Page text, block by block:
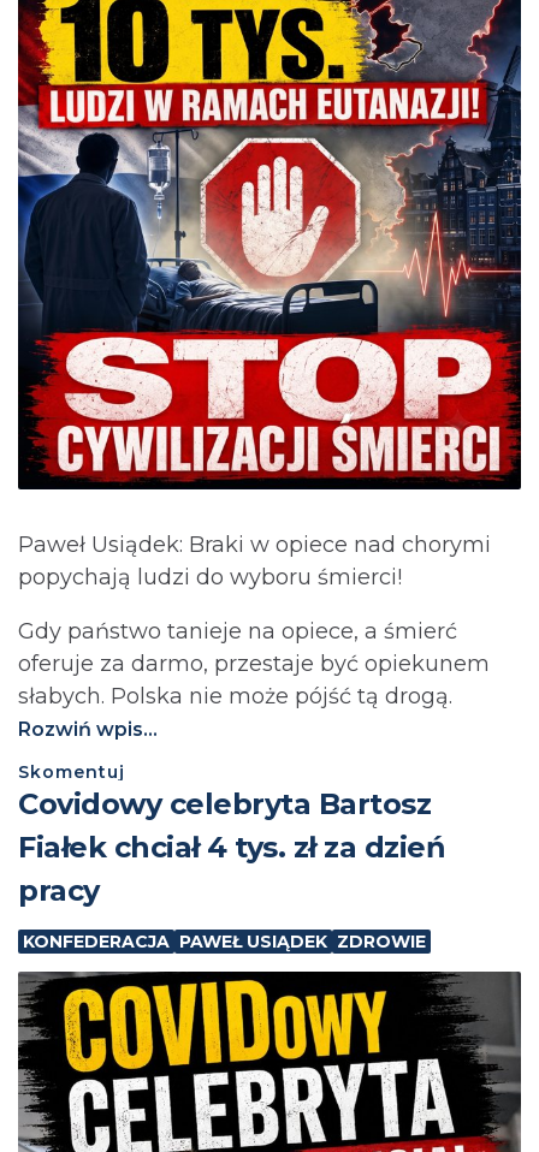
Paweł Usiądek: Braki w opiece nad chorymi
popychają ludzi do wyboru śmierci!
Gdy państwo tanieje na opiece, a śmierć
oferuje za darmo, przestaje być opiekunem
słabych. Polska nie może pójść tą drogą.⁩
Rozwiń wpis...
Skomentuj
Covidowy celebryta Bartosz
Fiałek chciał 4 tys. zł za dzień
pracy
KONFEDERACJA PAWEŁ USIĄDEK ZDROWIE